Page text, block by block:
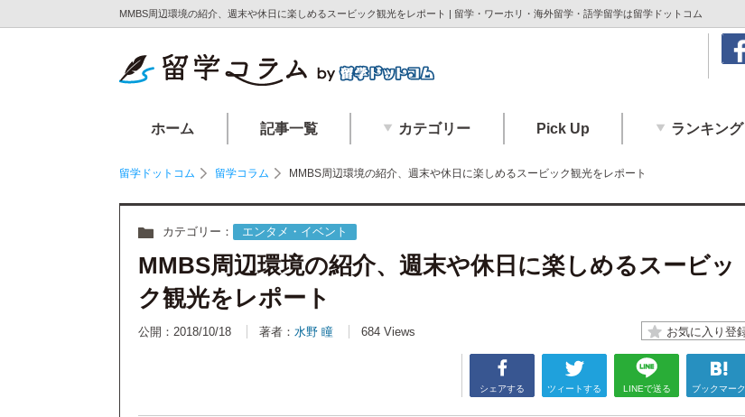
MMBS周辺環境の紹介、週末や休日に楽しめるスービック観光をレポート | 留学・ワーホリ・海外留学・語学留学は留学ドットコム
ホーム 記事一覧 カテゴリー Pick Up ランキング
留学ドットコム 留学コラム MMBS周辺環境の紹介、週末や休日に楽しめるスービック観光をレポート
カテゴリー： エンタメ・イベント
MMBS周辺環境の紹介、週末や休日に楽しめるスービッ
ク観光をレポート
公開：2018/10/18 著者： 水野 瞳 684 Views
シェアする ツィートする LINEで送る ブックマーク